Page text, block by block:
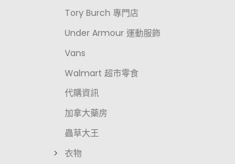
Tory Burch 專門店
Under Armour 運動服飾
Vans
Walmart 超市零食
代購資訊
加拿大藥房
蟲草大王
衣物